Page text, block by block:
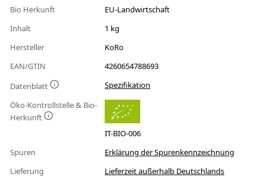
Bio Herkunft
EU-Landwirtschaft
Inhalt
1 kg
Hersteller
KoRo
EAN/GTIN
4260654788693
Datenblatt
Spezifikation
Öko-Kontrollstelle & Bio-
Herkunft
IT-BIO-006
Spuren
Erklärung der Spurenkennzeichnung
Lieferung
Lieferzeit außerhalb Deutschlands